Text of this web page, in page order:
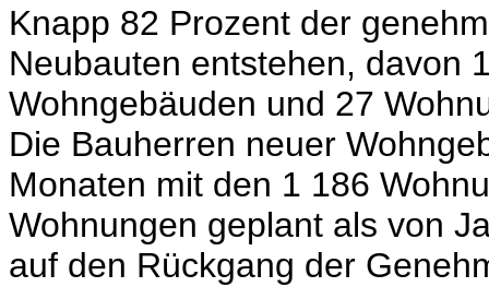
Knapp 82 Prozent der
Neubauten entstehen, davon
Wohngebäuden und 27
Die Bauherren neuer
Monaten mit den 1 186
Wohnungen geplant als von
auf den Rückgang der